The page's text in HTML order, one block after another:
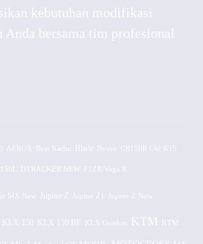
kebutuhan modifikasi
Anda bersama tim profesional
AEROX CB150R Old K15
DTRACKER NEW F1ZR/Vega R
MX New Jupiter Z Jupiter Z1 Jupiter Z New
KLX 150 KLX 150 BF KLX Gordon KTM KTM